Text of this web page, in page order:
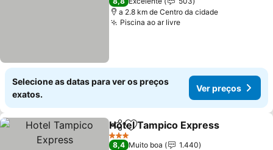
a 2.8 km de Centro da cidade
Piscina ao ar livreVer preços
Selecione as datas para ver os preços
exatos.
Ver preços
PartilharAdicionar aos favoritos
Hotel Tampico Express
3 Estrelas
8,4 Muito boa
1.440